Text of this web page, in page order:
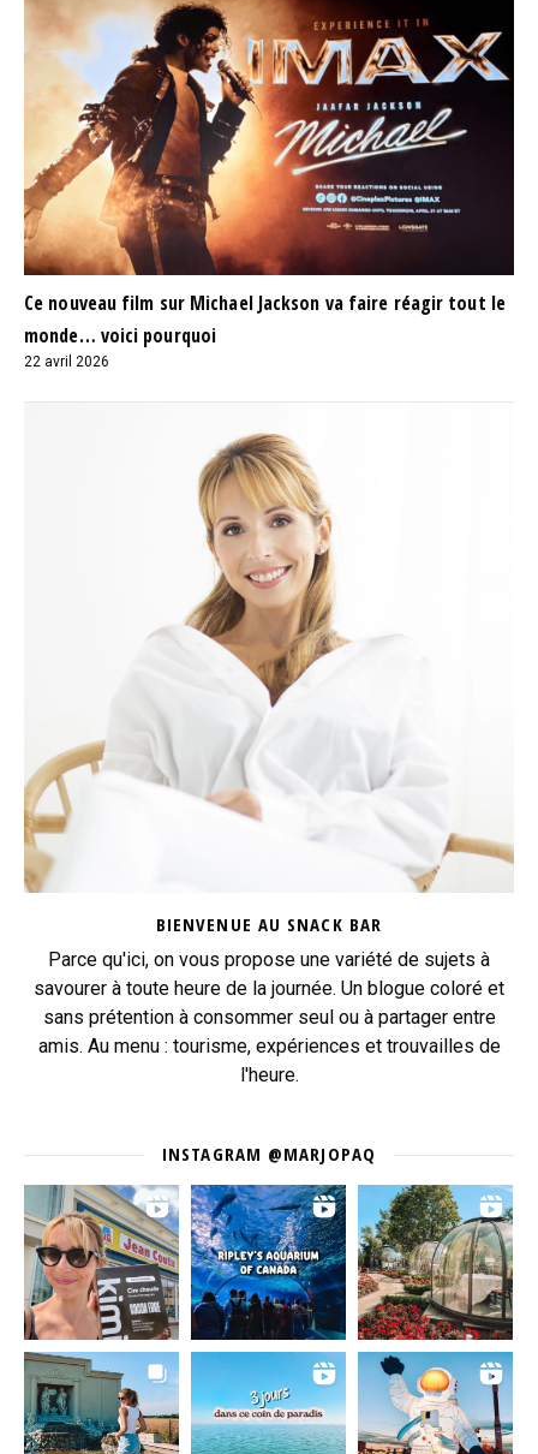
Ce nouveau film sur Michael Jackson va faire réagir tout le
monde… voici pourquoi
22 avril 2026
BIENVENUE AU SNACK BAR
Parce qu'ici, on vous propose une variété de sujets à
savourer à toute heure de la journée. Un blogue coloré et
sans prétention à consommer seul ou à partager entre
amis. Au menu : tourisme, expériences et trouvailles de
l'heure.
INSTAGRAM @MARJOPAQ